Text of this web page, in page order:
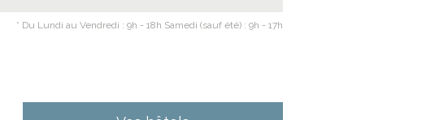
* Du Lundi au Vendredi : 9h - 18h Samedi (sauf été) : 9h - 17h